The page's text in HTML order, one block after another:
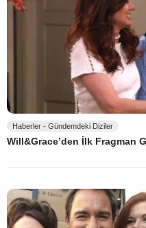
Haberler - Gündemdeki Diziler
Will&Grace’den İlk Fragman